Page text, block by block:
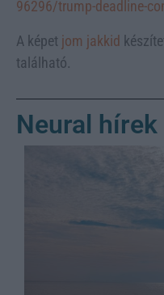
96296/trump-deadline-
A képet jom jakkid
található.
Neural hírek